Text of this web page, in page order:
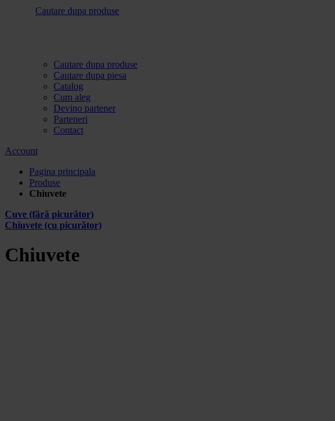
Cautare dupa produse
Cautare dupa produse
Cautare dupa piesa
Catalog
Cum aleg
Devino partener
Parteneri
Contact
Account
Pagina principala
Produse
Chiuvete
Cuve (fără picurător)
Chiuvete (cu picurător)
Chiuvete